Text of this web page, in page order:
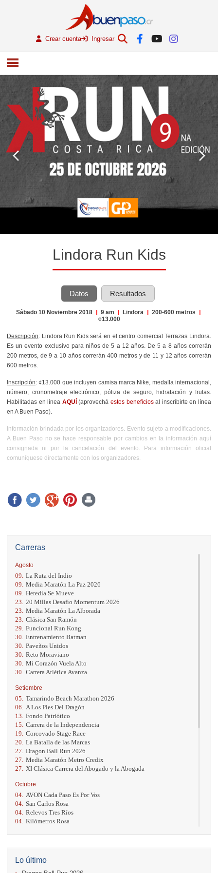
Crear cuenta Ingresar
Carreras
Agosto
09. La Ruta del Indio
09. Media Maratón La Paz 2026
09. Heredia Se Mueve
23. 20 Millas Desafío Momentum 2026
23. Media Maratón La Alborada
23. Clásica San Ramón
29. Funcional Run Kong
30. Entrenamiento Batman
30. Paveños Unidos
30. Reto Moraviano
30. Mi Corazón Vuela Alto
30. Carrera Atlética Avanza
Setiembre
05. Tamarindo Beach Marathon 2026
06.
A Los Pies Del Dragón
13. Fondo Patriótico
15. Carrera de la Independencia
19. Corcovado Stage Race
20. La Batalla de las Marcas
27. Dragon Ball Run 2026
27. Media Maratón Metro Credix
27.
XI Clásica Carrera del Abogado y la Abogada
Octubre
04. AVON Cada Paso Es Por Vos
04. San Carlos Rosa
04. Relevos Tres Ríos
04. Kilómetros Rosa
18. Casa Turire Trail Run
18.
Warriors Run Circuit
18. Samsung Jacó Beach Half Marathon 2026
Lo último
Lindora Run Kids
Datos Resultados
Sábado 10 Noviembre 2018 | 9 am | Lindora | 200-600 metros
|
¢13.000
Descripción: Lindora Run Kids será en el centro comercial Terrazas Lindora.
Es un evento exclusivo para niños de 5 a 12 años. De 5 a 8 años correrán
200 metros, de 9 a 10 años correrán 400 metros y de 11 y 12 años correrán
600 metros.
Inscripción: ¢13.000 que incluyen camisa marca Nike, medalla internacional,
número, cronometraje electrónico, póliza de seguro, hidratación y frutas.
Habilitadas en línea AQUÍ (aprovecháestos beneficiosal inscribirte en línea
en A Buen Paso).
Información brindada por los organizadores. Evento sujeto a modificaciones.
A Buen Paso no se hace responsable por cambios en la información aquí
consignada ni por la cancelación del evento. Para información oficial
comuníquese directamente con los organizadores.